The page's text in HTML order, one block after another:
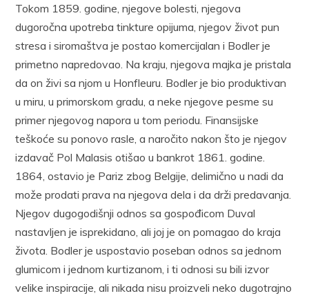
Tokom 1859. godine, njegove bolesti, njegova
dugoročna upotreba tinkture opijuma, njegov život pun
stresa i siromaštva je postao komercijalan i Bodler je
primetno napredovao. Na kraju, njegova majka je pristala
da on živi sa njom u Honfleuru. Bodler je bio produktivan
u miru, u primorskom gradu, a neke njegove pesme su
primer njegovog napora u tom periodu. Finansijske
teškoće su ponovo rasle, a naročito nakon što je njegov
izdavač Pol Malasis otišao u bankrot 1861. godine.
1864, ostavio je Pariz zbog Belgije, delimično u nadi da
može prodati prava na njegova dela i da drži predavanja.
Njegov dugogodišnji odnos sa gospođicom Duval
nastavljen je isprekidano, ali joj je on pomagao do kraja
života. Bodler je uspostavio poseban odnos sa jednom
glumicom i jednom kurtizanom, i ti odnosi su bili izvor
velike inspiracije, ali nikada nisu proizveli neko dugotrajno